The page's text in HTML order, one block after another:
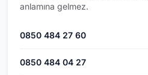
anlamına gelmez.
0850 484 27 60
0850 484 04 27